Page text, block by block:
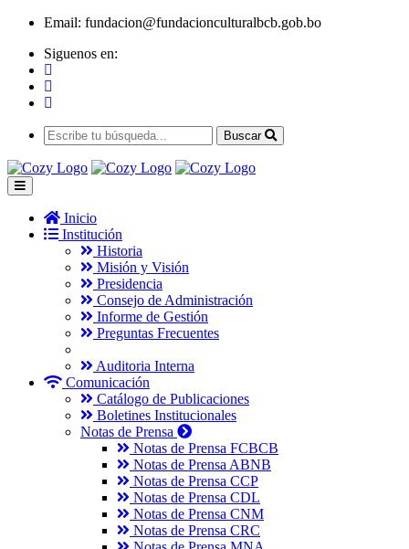
Email: fundacion@fundacionculturalbcb.gob.bo
Siguenos en:
Buscar
Inicio
Institución
Historia
Misión y Visión
Presidencia
Consejo de Administración
Informe de Gestión
Preguntas Frecuentes
Auditoria Interna
Comunicación
Catálogo de Publicaciones
Boletines Institucionales
Notas de Prensa
Notas de Prensa FCBCB
Notas de Prensa ABNB
Notas de Prensa CCP
Notas de Prensa CDL
Notas de Prensa CNM
Notas de Prensa CRC